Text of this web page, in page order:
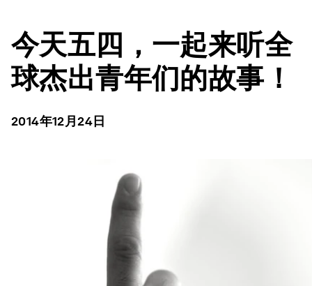
今天五四，一起来听全
球杰出青年们的故事！
2014年12月24日